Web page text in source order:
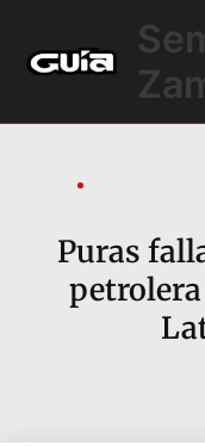
contenido
Puras